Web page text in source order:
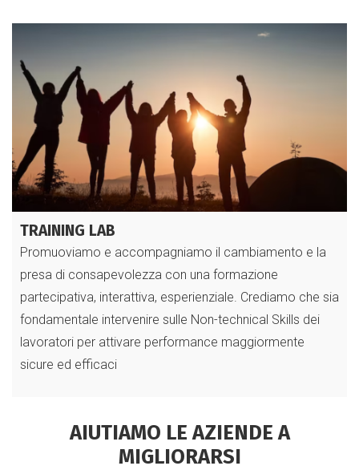
TRAINING LAB
Promuoviamo e accompagniamo il cambiamento e la
presa di consapevolezza con una formazione
partecipativa, interattiva, esperienziale. Crediamo che sia
fondamentale intervenire sulle Non-technical Skills dei
lavoratori per attivare performance maggiormente
sicure ed efficaci
AIUTIAMO LE AZIENDE A
MIGLIORARSI